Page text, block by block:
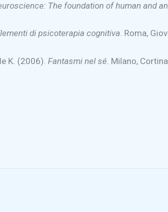
The foundation of human and
di psicoterapia cognitiva. Roma,
K. (2006). Fantasmi nel sé. Milano,